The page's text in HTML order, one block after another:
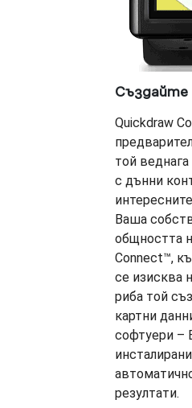
Създайте
Quickdraw
той
с дънни
Ваша
общността
Connect™,
се изисква
риба той
картни
софтуери –
резултати.